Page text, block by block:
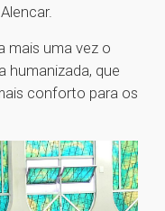
mais uma vez o
humanizada, que
conforto para os